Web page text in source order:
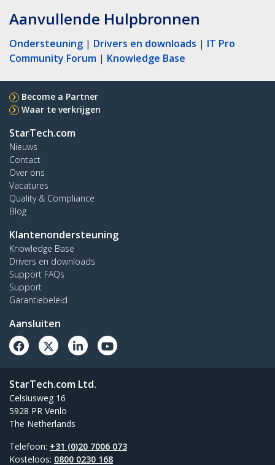
Aanvullende Hulpbronnen
Ondersteuning | Drivers en downloads | IT Pro
Community Forum | Knowledge Base
Become a Partner
Waar te verkrijgen
StarTech.com
Nieuws
Contact
Over ons
Vacatures
Quality & Compliance
Blog
Klantenondersteuning
Knowledge Base
Drivers en downloads
Support FAQs
Support
Garantiebeleid
Aansluiten
StarTech.com Ltd.
Celsiusweg 16
5928 PR Venlo
The Netherlands
Telefoon: +31 (0)20 7006 073
Kosteloos: 0800 0230 168